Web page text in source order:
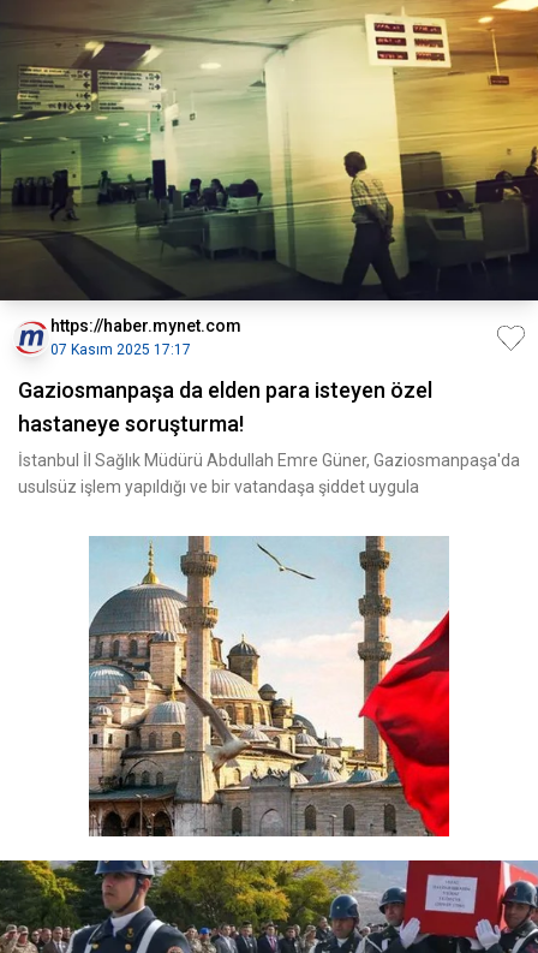
https://haber.mynet.com
07 Kasım 2025 17:17
Gaziosmanpaşa da elden para isteyen özel
hastaneye soruşturma!
İstanbul İl Sağlık Müdürü Abdullah Emre Güner, Gaziosmanpaşa'da
usulsüz işlem yapıldığı ve bir vatandaşa şiddet uygula